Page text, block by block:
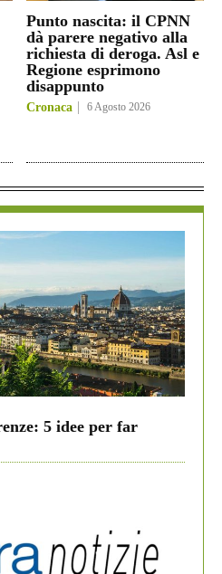
Punto nascita: il CPNN
dà parere negativo alla
richiesta di deroga. Asl e
Regione esprimono
disappunto
Cronaca 6 Agosto 2026
5 idee per far